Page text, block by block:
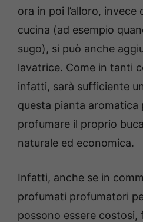
ora in poi l’alloro, invece
cucina (ad esempio
sugo), si può anche
lavatrice. Come in tanti
infatti, sarà sufficiente
questa pianta
profumare il proprio
naturale ed economica.
Infatti, anche se in
profumati profumatori
possono essere costosi,